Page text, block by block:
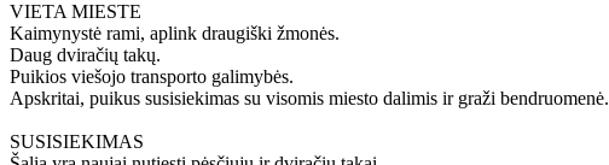
VIETA MIESTE
Kaimynystė rami, aplink draugiški žmonės.
Daug dviračių takų.
Puikios viešojo transporto galimybės.
Apskritai, puikus susisiekimas su visomis miesto dalimis ir graži bendruomenė.
SUSISIEKIMAS